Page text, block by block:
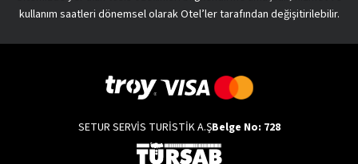
kullanım saatleri dönemsel olarak Otel’ler tarafından değişitirilebilir.
SETUR SERVİS TURİSTİK A.ŞBelge No: 728